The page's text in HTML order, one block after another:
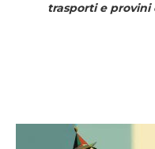
trasporti e